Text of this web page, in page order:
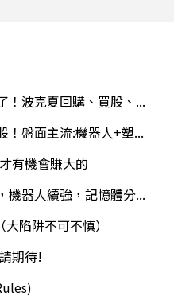
！波克夏回購、買股、...
！盤面主流:機器人+塑...
有機會賺大的
機器人續強，記憶體分...
陷阱不可不慎）
期待!